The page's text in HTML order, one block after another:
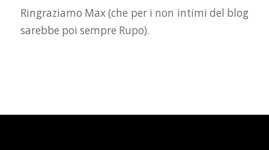
Ringraziamo Max (che per i non intimi del blog
sarebbe poi sempre Rupo).